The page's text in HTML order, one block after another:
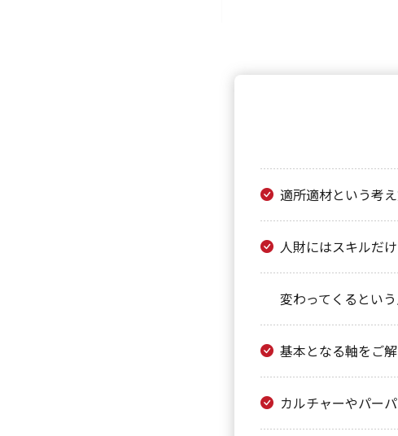
適所適材という考え
人財にはスキルだ
変わってくるとい
基本となる軸をご
カルチャーやパー